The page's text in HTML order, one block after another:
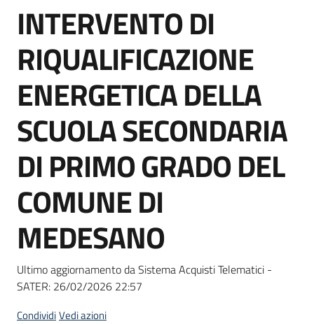
e
strumenti
acquisto
Supporto
Piattaforme
telematiche
English
site
Salta al contenuto
INTERVENTO DI
RIQUALIFICAZIONE
ENERGETICA DELLA
SCUOLA SECONDARIA
DI PRIMO GRADO DEL
COMUNE DI
MEDESANO
Ultimo aggiornamento da Sistema Acquisti Telematici -
SATER: 26/02/2026 22:57
CondividiVedi azioni